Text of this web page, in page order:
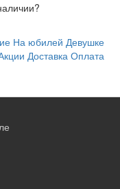
На юбилей Девушке
Доставка Оплата